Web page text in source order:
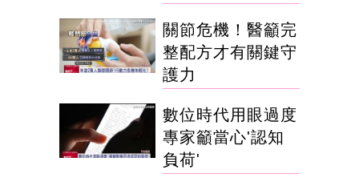
關節危機！醫籲完
整配方才有關鍵守
護力
數位時代用眼過度
專家籲當心'認知
負荷'